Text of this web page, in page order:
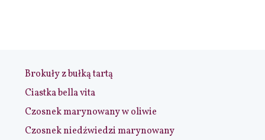
Brokuły z bułką tartą
Ciastka bella vita
Czosnek marynowany w oliwie
Czosnek niedźwiedzi marynowany